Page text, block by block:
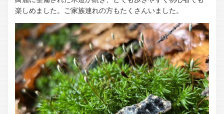
楽しめました。ご家族連れの方もたくさんいました。